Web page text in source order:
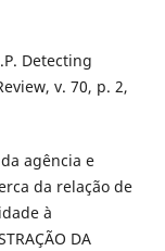
Detecting
v. 70, p. 2,
da agência e
da relação de
à
DA